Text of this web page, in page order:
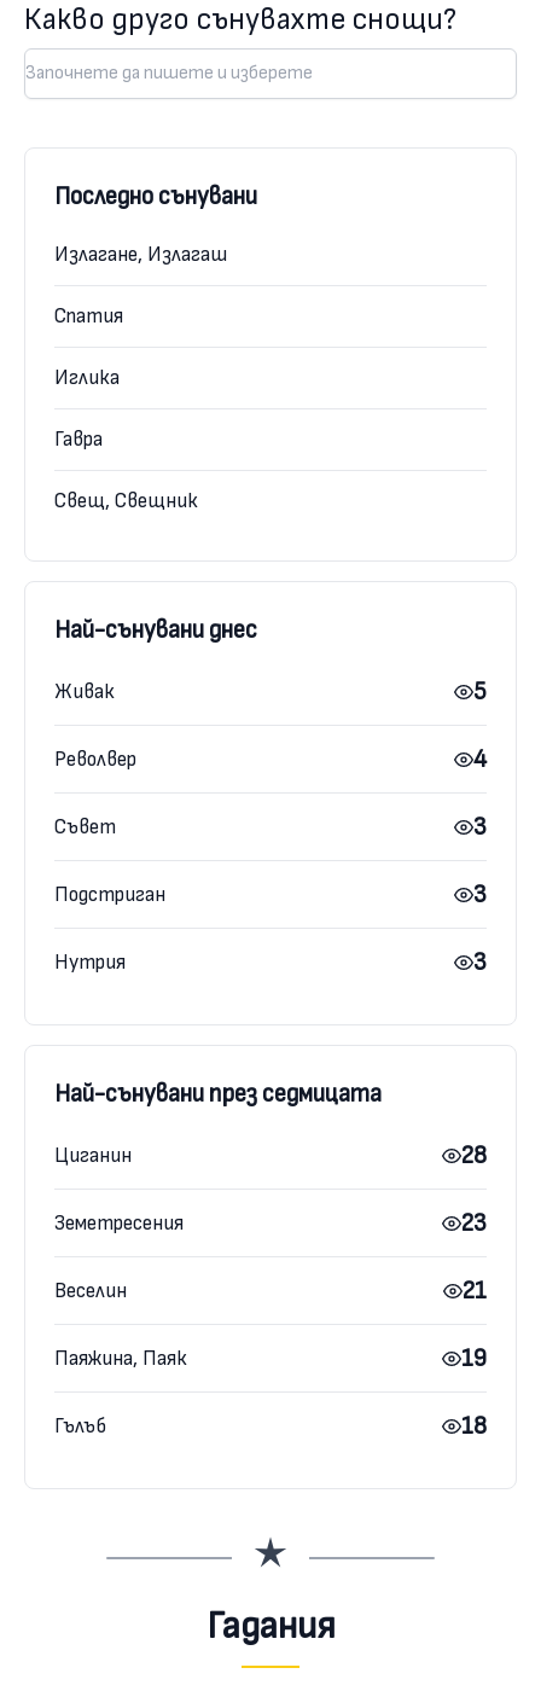
Какво друго сънувахте снощи?
Последно сънувани
Излагане, Излагаш
Спатия
Иглика
Гавра
Свещ, Свещник
Най-сънувани днес
Живак 5
Револвер 4
Съвет 3
Подстриган 3
Нутрия 3
Най-сънувани през седмицата
Циганин 28
Земетресения 23
Веселин 21
Паяжина, Паяк 19
Гълъб 18
Гадания